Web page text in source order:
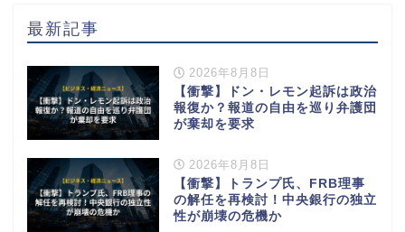
最新記事
2026年8月8日
【衝撃】ドン・レモン起訴は政治
報復か？報道の自由を巡り弁護団
が棄却を要求
2026年8月8日
【衝撃】トランプ氏、FRB理事
の解任を再検討！中央銀行の独立
性が崩壊の危機か